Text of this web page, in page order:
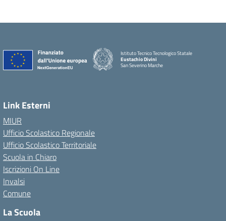
Istituto Tecnico Tecnologico Statale
Eustachio Divini
San Severino Marche
Link Esterni
MIUR
Ufficio Scolastico Regionale
Ufficio Scolastico Territoriale
Scuola in Chiaro
Iscrizioni On Line
Invalsi
Comune
La Scuola